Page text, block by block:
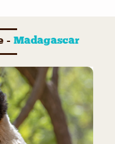
- Madagascar